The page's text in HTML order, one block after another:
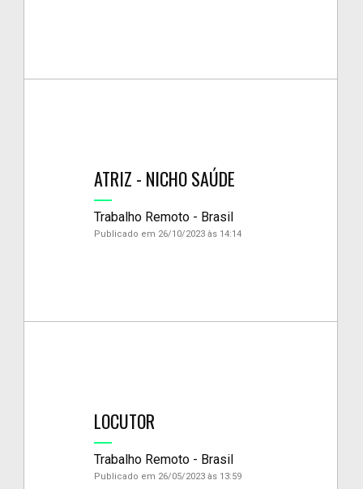
ATRIZ - NICHO SAÚDE
Trabalho Remoto - Brasil
Publicado em 26/10/2023 às 14:14
LOCUTOR
Trabalho Remoto - Brasil
Publicado em 26/05/2023 às 13:59